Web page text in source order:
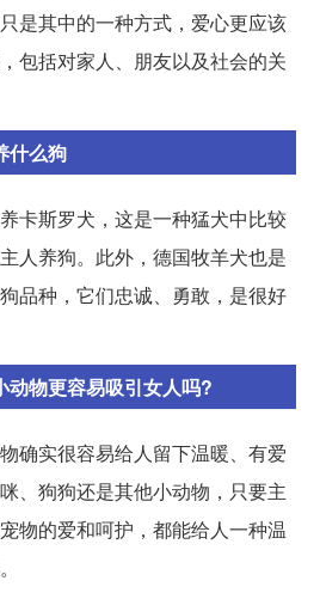
是其中的一种方式，爱心更应该
包括对家人、朋友以及社会的关
什么狗
卡斯罗犬，这是一种猛犬中比较
人养狗。此外，德国牧羊犬也是
品种，它们忠诚、勇敢，是很好
动物更容易吸引女人吗?
确实很容易给人留下温暖、有爱
、狗狗还是其他小动物，只要主
物的爱和呵护，都能给人一种温